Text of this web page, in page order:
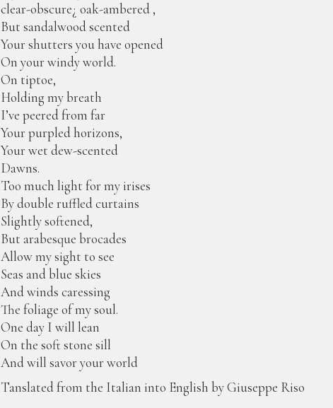
clear-obscure¿ oak-ambered ,
But sandalwood scented
Your shutters you have opened
On your windy world.
On tiptoe,
Holding my breath
I’ve peered from far
Your purpled horizons,
Your wet dew-scented
Dawns.
Too much light for my irises
By double ruffled curtains
Slightly softened,
But arabesque brocades
Allow my sight to see
Seas and blue skies
And winds caressing
The foliage of my soul.
One day I will lean
On the soft stone sill
And will savor your world
Tanslated from the Italian into English by Giuseppe Riso